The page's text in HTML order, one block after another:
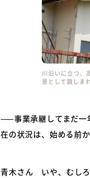
川沿いに立つ、
景として親しま
——事業承継してまだ一
在の状況は、始める前
青木さん いや、むし